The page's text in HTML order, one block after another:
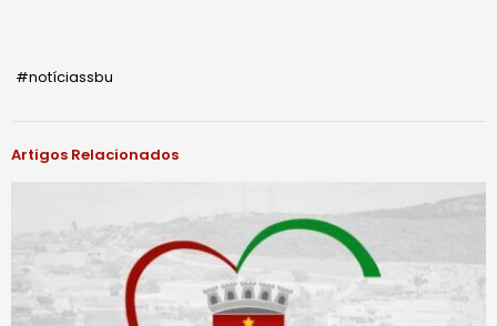
#notíciassbu
Artigos Relacionados